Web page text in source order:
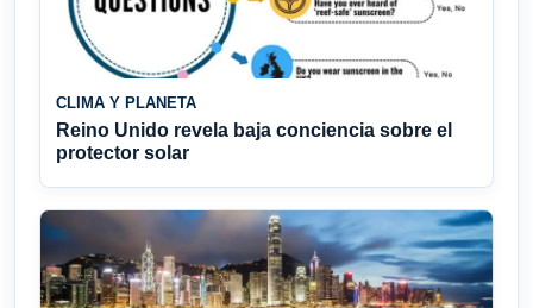
CLIMA Y PLANETA
Reino Unido revela baja conciencia sobre el
protector solar